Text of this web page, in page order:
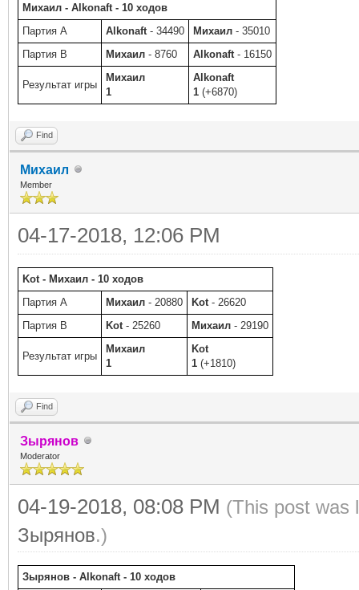
Михаил - Alkonaft - 10 ходов
Партия A
Alkonaft - 34490 Михаил - 35010
Партия B
Михаил - 8760 Alkonaft - 16150
Результат игры
Михаил
1
Alkonaft
1 (+6870)
Find
Михаил
Member
04-17-2018, 12:06 PM
Kot - Михаил - 10 ходов
Партия A
Михаил - 20880 Kot - 26620
Партия B
Kot - 25260 Михаил - 29190
Результат игры
Михаил
1
Kot
1 (+1810)
Find
Зырянов
Moderator
04-19-2018, 08:08 PM (This post was
Зырянов.)
Зырянов - Alkonaft - 10 ходов